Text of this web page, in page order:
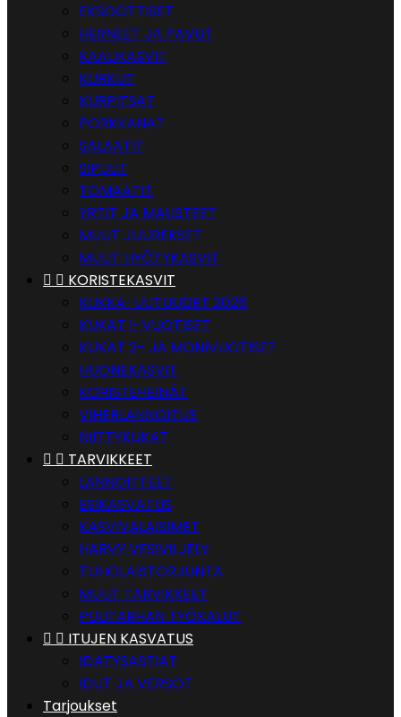
EKSOOTTISET
HERNEET JA PAVUT
KAALIKASVIT
KURKUT
KURPITSAT
PORKKANAT
SALAATIT
SIPULIT
TOMAATIT
YRTIT JA MAUSTEET
MUUT JUUREKSET
MUUT HYÖTYKASVIT
  KORISTEKASVIT
KUKKA-UUTUUDET 2026
KUKAT 1-VUOTISET
KUKAT 2- JA MONIVUOTISET
HUONEKASVIT
KORISTEHEINÄT
VIHERLANNOITUS
NIITTYKUKAT
  TARVIKKEET
LANNOITTEET
ESIKASVATUS
KASVIVALAISIMET
HARVY VESIVILJELY
TUHOLAISTORJUNTA
MUUT TARVIKKEET
PUUTARHAN TYÖKALUT
  ITUJEN KASVATUS
IDÄTYSASTIAT
IDUT JA VERSOT
Tarjoukset